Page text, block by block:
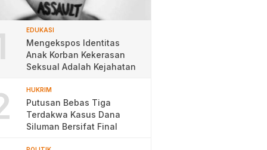
EDUKASI
Mengekspos Identitas
Anak Korban Kekerasan
Seksual Adalah Kejahatan
HUKRIM
Putusan Bebas Tiga
Terdakwa Kasus Dana
Siluman Bersifat Final